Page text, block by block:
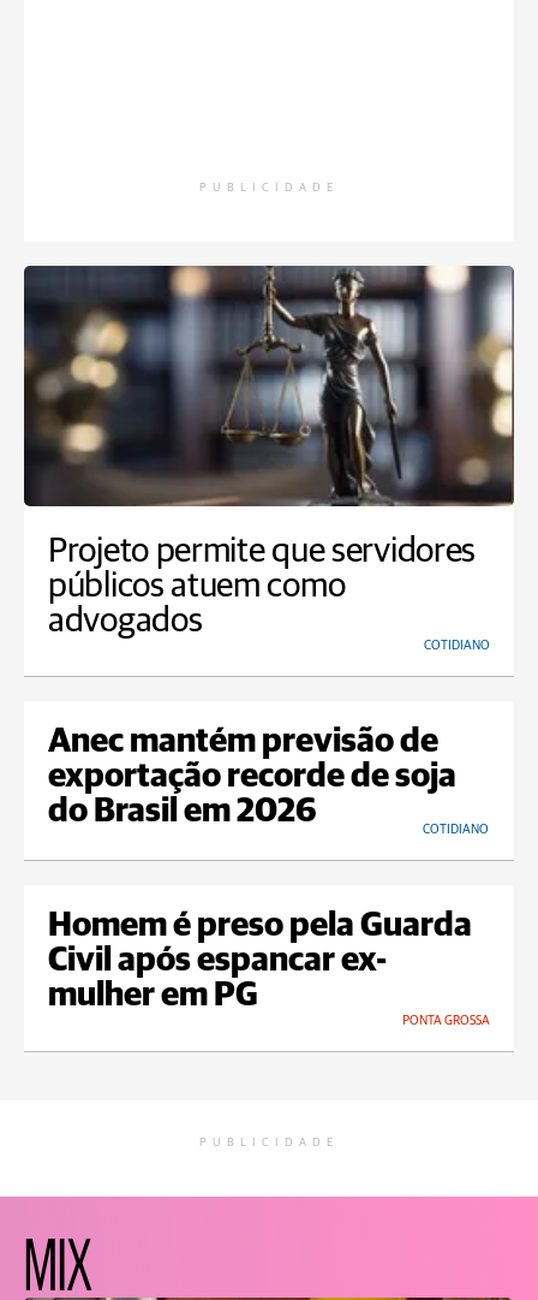
PUBLICIDADE
Projeto permite que servidores
públicos atuem como
advogados
COTIDIANO
Anec mantém previsão de
exportação recorde de soja
do Brasil em 2026
COTIDIANO
Homem é preso pela Guarda
Civil após espancar ex-
mulher em PG
PONTA GROSSA
PUBLICIDADE
MIX